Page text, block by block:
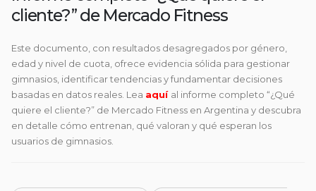
cliente?” de Mercado Fitness
Este documento, con resultados desagregados por género,
edad y nivel de cuota, ofrece evidencia sólida para gestionar
gimnasios, identificar tendencias y fundamentar decisiones
basadas en datos reales. Lea aquí al informe completo “¿Qué
quiere el cliente?” de Mercado Fitness en Argentina y descubra
en detalle cómo entrenan, qué valoran y qué esperan los
usuarios de gimnasios.